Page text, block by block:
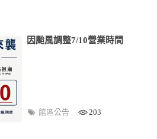
因颱風調整7/10營業時間
館區公告 203